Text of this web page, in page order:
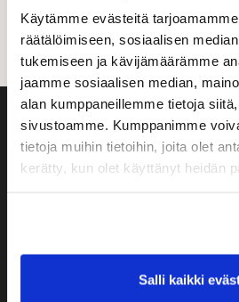
Käytämme evästeitä
räätälöimiseen, sosiaalisen
tukemiseen ja kävijämäärämme
jaamme sosiaalisen median,
alan kumppaneillemme tietoja
sivustoamme. Kumppanimme
tietoja muihin tietoihin, joita olet
kerätty, kun olet käyttänyt heidän
Salli kaikki
Hermanninmäki 22,